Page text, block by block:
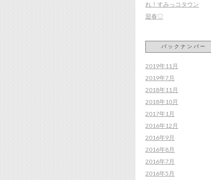
れ！すみっコタウン
迎春♡
バックナンバー
2019年11月
2019年7月
2018年11月
2018年10月
2017年1月
2016年12月
2016年9月
2016年8月
2016年7月
2016年5月